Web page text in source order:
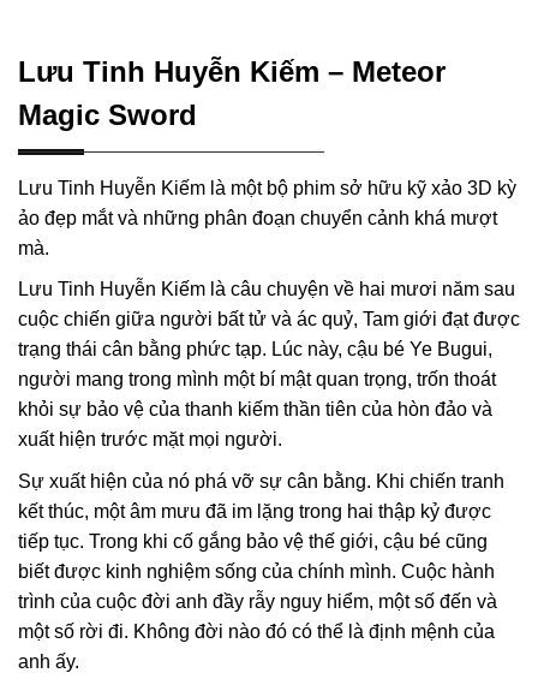
Lưu Tinh Huyễn Kiếm – Meteor
Magic Sword
Lưu Tinh Huyễn Kiếm là một bộ phim sở hữu kỹ xảo 3D kỳ
ảo đẹp mắt và những phân đoạn chuyển cảnh khá mượt
mà.
Lưu Tinh Huyễn Kiếm là câu chuyện về hai mươi năm sau
cuộc chiến giữa người bất tử và ác quỷ, Tam giới đạt được
trạng thái cân bằng phức tạp. Lúc này, cậu bé Ye Bugui,
người mang trong mình một bí mật quan trọng, trốn thoát
khỏi sự bảo vệ của thanh kiếm thần tiên của hòn đảo và
xuất hiện trước mặt mọi người.
Sự xuất hiện của nó phá vỡ sự cân bằng. Khi chiến tranh
kết thúc, một âm mưu đã im lặng trong hai thập kỷ được
tiếp tục. Trong khi cố gắng bảo vệ thế giới, cậu bé cũng
biết được kinh nghiệm sống của chính mình. Cuộc hành
trình của cuộc đời anh đầy rẫy nguy hiểm, một số đến và
một số rời đi. Không đời nào đó có thể là định mệnh của
anh ấy.